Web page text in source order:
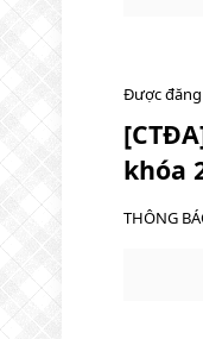
Được
khóa
THÔNG